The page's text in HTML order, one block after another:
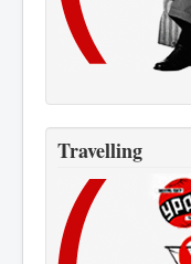
Travelling